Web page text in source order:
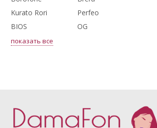
Kurato Rori
Perfeo
BIOS
OG
показать все